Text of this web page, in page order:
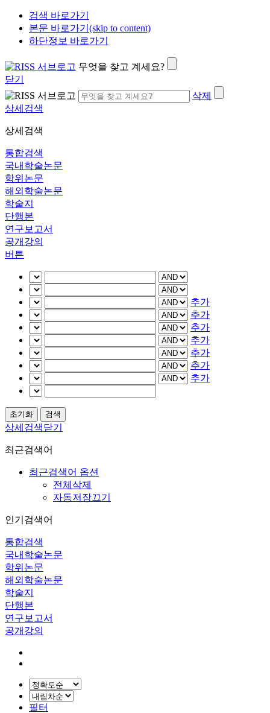
검색 바로가기
본문 바로가기(skip to content)
하단정보 바로가기
무엇을 찾고 계세요?
닫기
삭제
상세검색
상세검색
통합검색
국내학술논문
학위논문
해외학술논문
학술지
단행본
연구보고서
공개강의
버튼
추가
추가
추가
추가
추가
추가
추가
상세검색닫기
최근검색어
최근검색어 옵션
전체삭제
자동저장끄기
인기검색어
통합검색
국내학술논문
학위논문
해외학술논문
학술지
단행본
연구보고서
공개강의
필터